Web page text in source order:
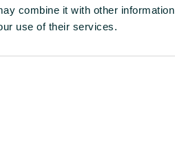
combine it with other
use of their services.